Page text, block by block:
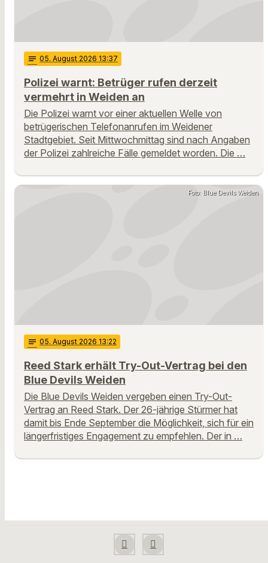
notes 05. August 2026 13:37
Polizei warnt: Betrüger rufen derzeit
vermehrt in Weiden an
Die Polizei warnt vor einer aktuellen Welle von
betrügerischen Telefonanrufen im Weidener
Stadtgebiet. Seit Mittwochmittag sind nach Angaben
der Polizei zahlreiche Fälle gemeldet worden. Die …
Foto: Blue Devils Weiden
notes 05. August 2026 13:22
Reed Stark erhält Try-Out-Vertrag bei den
Blue Devils Weiden
Die Blue Devils Weiden vergeben einen Try-Out-
Vertrag an Reed Stark. Der 26-jährige Stürmer hat
damit bis Ende September die Möglichkeit, sich für ein
längerfristiges Engagement zu empfehlen. Der in …